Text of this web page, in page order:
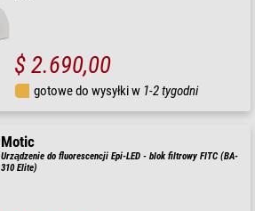
$ 2.690,00
gotowe do wysyłki w 1-2 tygodni
Motic
Urządzenie do fluorescencji Epi-LED - blok filtrowy FITC (BA-
310 Elite)